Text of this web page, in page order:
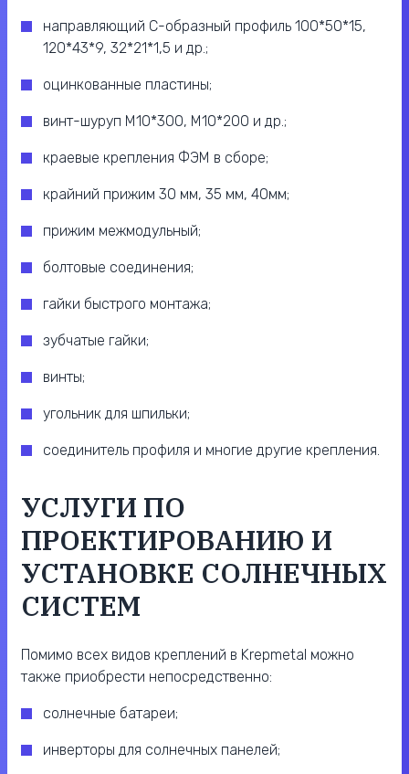
направляющий С-образный профиль 100*50*15,
120*43*9, 32*21*1,5 и др.;
оцинкованные пластины;
винт-шуруп М10*300, М10*200 и др.;
краевые крепления ФЭМ в сборе;
крайний прижим 30 мм, 35 мм, 40мм;
прижим межмодульный;
болтовые соединения;
гайки быстрого монтажа;
зубчатые гайки;
винты;
угольник для шпильки;
соединитель профиля и многие другие крепления.
УСЛУГИ ПО
ПРОЕКТИРОВАНИЮ И
УСТАНОВКЕ СОЛНЕЧНЫХ
СИСТЕМ
Помимо всех видов креплений в Krepmetal можно
также приобрести непосредственно:
солнечные батареи;
инверторы для солнечных панелей;